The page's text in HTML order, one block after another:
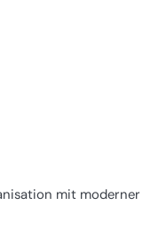
mit moderner